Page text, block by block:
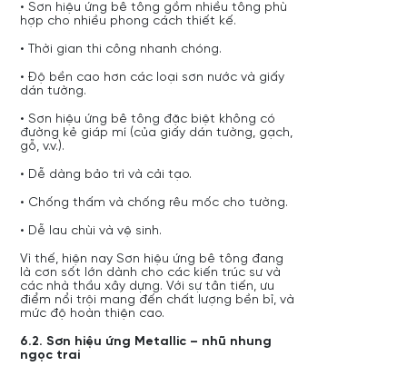
• Sơn hiệu ứng bê tông gồm nhiều tông phù
hợp cho nhiều phong cách thiết kế.
• Thời gian thi công nhanh chóng.
• Độ bền cao hơn các loại sơn nước và giấy
dán tường.
• Sơn hiệu ứng bê tông đặc biệt không có
đường kẻ giáp mí (của giấy dán tường, gạch,
gỗ, v.v.).
• Dễ dàng bảo trì và cải tạo.
• Chống thấm và chống rêu mốc cho tường.
• Dễ lau chùi và vệ sinh.
Vì thế, hiện nay Sơn hiệu ứng bê tông đang
là cơn sốt lớn dành cho các kiến trúc sư và
các nhà thầu xây dựng. Với sự tân tiến, ưu
điểm nổi trội mang đến chất lượng bền bỉ, và
mức độ hoàn thiện cao.
6.2. Sơn hiệu ứng Metallic – nhũ nhung
ngọc trai